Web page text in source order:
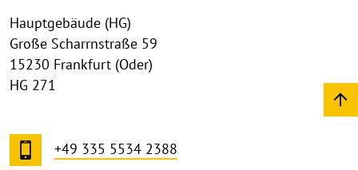
Hauptgebäude (HG)
Große Scharrnstraße 59
15230 Frankfurt (Oder)
HG 271
+49 335 5534 2388